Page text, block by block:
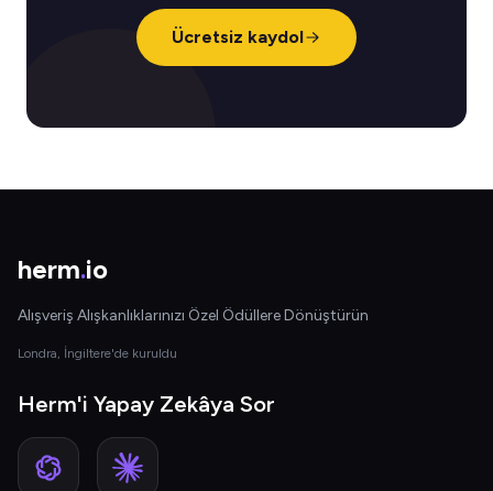
Ücretsiz kaydol
herm.io
Alışveriş Alışkanlıklarınızı Özel Ödüllere Dönüştürün
Londra, İngiltere'de kuruldu
Herm'i Yapay Zekâya Sor